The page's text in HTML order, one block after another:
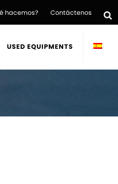
hacemos? Contáctenos
USED EQUIPMENTS